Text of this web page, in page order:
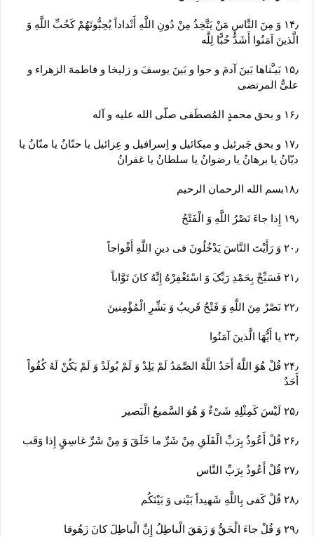
۱۴٫ وَ مِنَ النَّاسِ مَنْ یَتَّخِذُ مِنْ دُونِ اللَّهِ أَنْداداً یُحِبُّونَهُمْ کَحُبِّ اللَّهِ وَ
الَّذینَ آمَنُوا أَشَدُّ حُبًّا لِلَّه
۱۵٫ بَیـَّناها بَینَ آدمَ و حوا و بَینَ یوسفَ و زلیخا و فاطمهَ الزهراء و
علیٌّ المرتضی
۱۶٫ و بحق محمدٍ المُصطَفی صلّی الله علیه و آله
۱۷٫ و بحق جَبرئیل و میکائیل و اِسرافیل و عِزائیل یا حنّانُ یا منّانُ یا
دیّانُ یا برهانُ یا رضوانُ یا سلطانُ یا غفرانُ
۱۸٫بسم الله الرحمان الرحیم
۱۹٫ إِذا جاءَ نَصْرُ اللَّهِ وَ الْفَتْحُ
۲۰٫ وَ رَأَیْتَ النَّاسَ یَدْخُلُونَ فی‏ دینِ اللَّهِ أَفْواجاً
۲۱٫ فَسَبِّحْ بِحَمْدِ رَبِّکَ وَ اسْتَغْفِرْهُ إِنَّهُ کانَ تَوَّاباً
۲۲٫ نَصْرٌ مِنَ اللَّهِ وَ فَتْحٌ قَریبٌ وَ بَشِّرِ الْمُؤْمِنینَ
۲۳٫ یا أَیُّهَا الَّذینَ آمَنُوا
۲۴٫ قُلْ هُوَ اللَّهُ أَحَدٌ اللَّهُ الصَّمَدُ لَمْ یَلِدْ وَ لَمْ یُولَدْ وَ لَمْ یَکُنْ لَهُ کُفُواً
أَحَدٌ
۲۵٫ لَیْسَ کَمِثْلِهِ شَیْ‏ءٌ وَ هُوَ السَّمیعُ الْبَصیر
۲۶٫ قُلْ أَعُوذُ بِرَبِّ الْفَلَقِ مِنْ شَرِّ ما خَلَقَ وَ مِنْ شَرِّ غاسِقٍ إِذا وَقَب
‏۲۷٫ قُلْ أَعُوذُ بِرَبِّ النَّاس
‏۲۸٫ قُلْ کَفى‏ بِاللَّهِ شَهیداً بَیْنی‏ وَ بَیْنَکُم
‏۲۹٫ وَ قُلْ جاءَ الْحَقُّ وَ زَهَقَ الْباطِلُ إِنَّ الْباطِلَ کانَ زَهُوقا